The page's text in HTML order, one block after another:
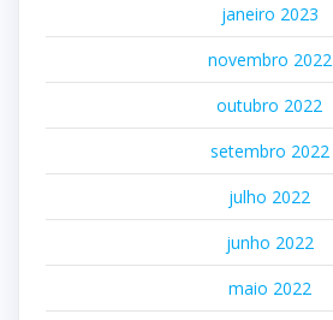
janeiro 2023
novembro 2022
outubro 2022
setembro 2022
julho 2022
junho 2022
maio 2022